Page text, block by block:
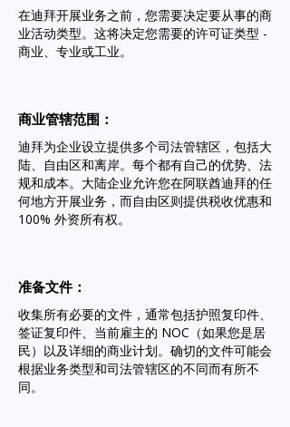
在迪拜开展业务之前，您需要决定要从事的商
业活动类型。这将决定您需要的许可证类型 -
商业、专业或工业。
商业管辖范围：
迪拜为企业设立提供多个司法管辖区，包括大
陆、自由区和离岸。每个都有自己的优势、法
规和成本。大陆企业允许您在阿联酋迪拜的任
何地方开展业务，而自由区则提供税收优惠和
100% 外资所有权。
准备文件：
收集所有必要的文件，通常包括护照复印件、
签证复印件、当前雇主的 NOC（如果您是居
民）以及详细的商业计划。确切的文件可能会
根据业务类型和司法管辖区的不同而有所不
同。